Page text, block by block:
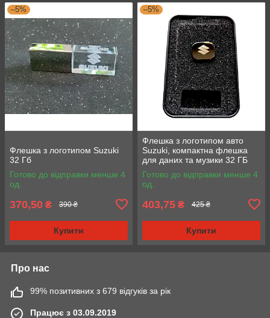
–5%
Флешка з логотипом Suzuki
32 Гб
Готово до відправки менше 4
од.
370,50 ₴ 390 ₴
Купити
–5%
Флешка з логотипом авто
Suzuki, компактна флешка
для даних та музики 32 ГБ
Готово до відправки менше 4
од.
403,75 ₴ 425 ₴
Купити
Про нас
99% позитивних з 679 відгуків за рік
Працює з 03.09.2019